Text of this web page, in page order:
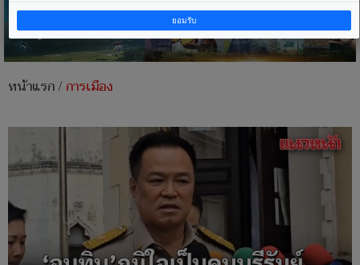
หน้าแรก/การเมือง
ยอมรับ